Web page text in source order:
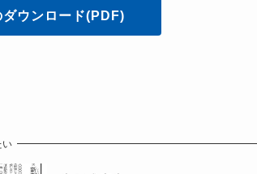
ダウンロード(PDF)
い